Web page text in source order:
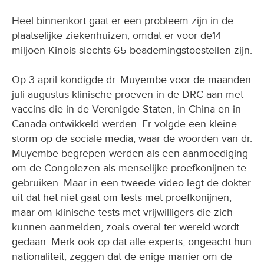
Heel binnenkort gaat er een probleem zijn in de
plaatselijke ziekenhuizen, omdat er voor de14
miljoen Kinois slechts 65 beademingstoestellen zijn.
Op 3 april kondigde dr. Muyembe voor de maanden
juli-augustus klinische proeven in de DRC aan met
vaccins die in de Verenigde Staten, in China en in
Canada ontwikkeld werden. Er volgde een kleine
storm op de sociale media, waar de woorden van dr.
Muyembe begrepen werden als een aanmoediging
om de Congolezen als menselijke proefkonijnen te
gebruiken. Maar in een tweede video legt de dokter
uit dat het niet gaat om tests met proefkonijnen,
maar om klinische tests met vrijwilligers die zich
kunnen aanmelden, zoals overal ter wereld wordt
gedaan. Merk ook op dat alle experts, ongeacht hun
nationaliteit, zeggen dat de enige manier om de